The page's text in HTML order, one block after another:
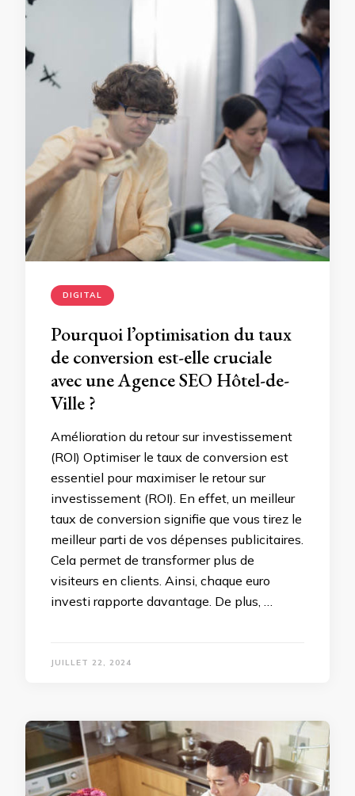
DIGITAL
Pourquoi l’optimisation du taux
de conversion est-elle cruciale
avec une Agence SEO Hôtel-de-
Ville ?
Amélioration du retour sur investissement
(ROI) Optimiser le taux de conversion est
essentiel pour maximiser le retour sur
investissement (ROI). En effet, un meilleur
taux de conversion signifie que vous tirez le
meilleur parti de vos dépenses publicitaires.
Cela permet de transformer plus de
visiteurs en clients. Ainsi, chaque euro
investi rapporte davantage. De plus, …
JUILLET 22, 2024